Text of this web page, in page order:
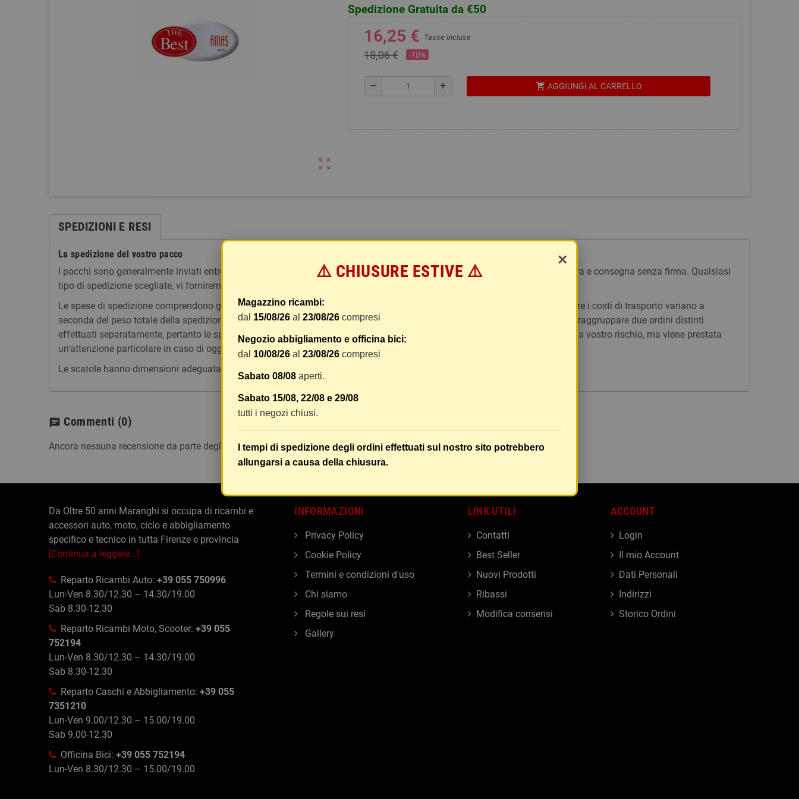
zoom_out_map
Spedizione Gratuita da €50
16,25 € Tasse incluse
18,06 € -10%
remove add shopping_cart AGGIUNGI AL CARRELLO
SPEDIZIONI E RESI
La spedizione del vostro pacco
I pacchi sono generalmente inviati entro 2 giorni dal ricevimento del pagamento e vengono spediti tramite BRT con tracciatura e consegna senza firma. Qualsiasi
tipo di spedizione scegliate, vi forniremo un link per tracciare il vostro pacco online.
Le spese di spedizione comprendono gli oneri di gestione e imballaggio e le spese postali. I costi di gestione sono fissi, mentre i costi di trasporto variano a
seconda del peso totale della spedizione. Vi consigliamo di raggruppare i vostri articoli in un unico ordine. Non ci è possibile raggruppare due ordini distinti
effettuati separatamente, pertanto le spese di spedizione saranno addebitate per ognuno di essi. Il vostro pacco sarà inviato a vostro rischio, ma viene prestata
un'attenzione particolare in caso di oggetti fragili.
Le scatole hanno dimensioni adeguatamente ampie e i vostri articoli son ben protetti.
chat Commenti (0)
Ancora nessuna recensione da parte degli utenti.
×
⚠️ CHIUSURE ESTIVE ⚠️
Magazzino ricambi:
dal 15/08/26 al 23/08/26 compresi
Negozio abbigliamento e officina bici:
dal 10/08/26 al 23/08/26 compresi
Sabato 08/08 aperti.
Sabato 15/08, 22/08 e 29/08
tutti i negozi chiusi.
I tempi di spedizione degli ordini effettuati sul nostro sito potrebbero
allungarsi a causa della chiusura.
Da Oltre 50 anni Maranghi si occupa di ricambi e
accessori auto, moto, ciclo e abbigliamento
specifico e tecnico in tutta Firenze e provincia
[Continua a leggere...]
Reparto Ricambi Auto: +39 055 750996
Lun-Ven 8.30/12.30 – 14.30/19.00
Sab 8.30-12.30
Reparto Ricambi Moto, Scooter: +39 055
752194
Lun-Ven 8.30/12.30 – 14.30/19.00
Sab 8.30-12.30
Reparto Caschi e Abbigliamento: +39 055
7351210
Lun-Ven 9.00/12.30 – 15.00/19.00
Sab 9.00-12.30
Officina Bici: +39 055 752194
Lun-Ven 8.30/12.30 – 15.00/19.00
LINK UTILI
Contatti
Best Seller
Nuovi Prodotti
Ribassi
Modifica consensi
ACCOUNT
Login
Il mio Account
Dati Personali
Indirizzi
Storico Ordini
INFORMAZIONI
Privacy Policy
Cookie Policy
Termini e condizioni d'uso
Chi siamo
Regole sui resi
Gallery